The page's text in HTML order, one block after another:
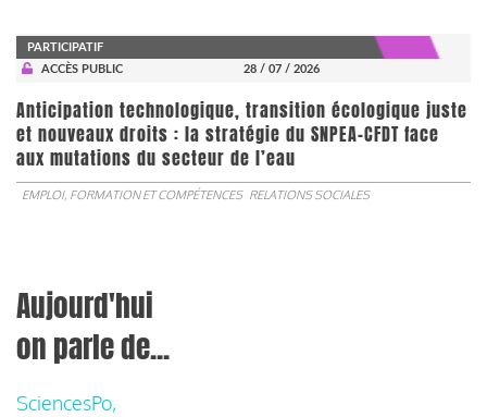
PARTICIPATIF
ACCÈS PUBLIC
28 / 07 / 2026
Anticipation technologique, transition écologique juste
et nouveaux droits : la stratégie du SNPEA-CFDT face
aux mutations du secteur de l’eau
EMPLOI, FORMATION ET COMPÉTENCES RELATIONS SOCIALES
Aujourd'hui
on parle de...
SciencesPo,